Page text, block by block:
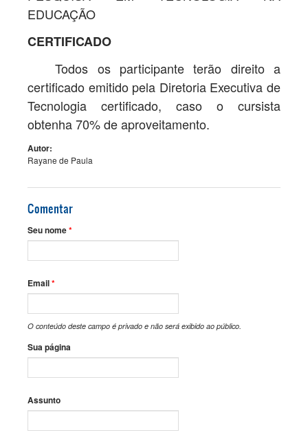
EDUCAÇÃO
CERTIFICADO
Todos os participante terão direito a
certificado emitido pela Diretoria Executiva de
Tecnologia certificado, caso o cursista
obtenha 70% de aproveitamento.
Autor:
Rayane de Paula
Comentar
Seu nome*
Email*
O conteúdo deste campo é privado e não será exibido ao público.
Sua página
Assunto